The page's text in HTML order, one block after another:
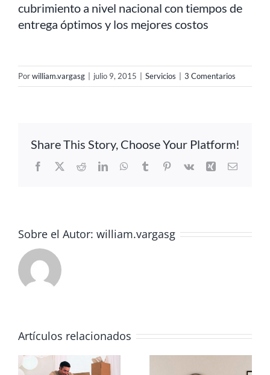
cubrimiento a nivel nacional con tiempos de
entrega óptimos y los mejores costos
Porwilliam.vargasg julio 9, 2015 Servicios 3 Comentarios
Share This Story, Choose Your Platform!
Facebook
X RedditLinkedInWhatsApp
TumblrPinterest
Vk Xing Correo
Sobre el Autor: william.vargasg
Artículos relacionados